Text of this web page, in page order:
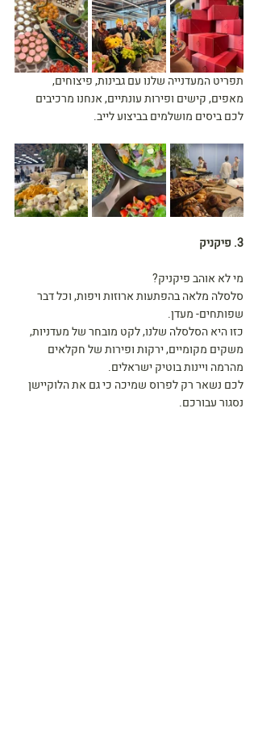
תפריט המעדנייה שלנו עם גבינות, פיצוחים,
מאפים, קישים ופירות עונתיים, אנחנו מרכיבים
לכם ביסים מושלמים בביצוע לייב.
3. פיקניק
מי לא אוהב פיקניק?
סלסלה מלאה בהפתעות ארוזות ויפות, וכל דבר
שפותחים- מעדן.
כזו היא הסלסלה שלנו, לקט מובחר של מעדניות,
משקים מקומיים, ירקות ופירות של חקלאים
מהרמה ויינות בוטיק ישראלים.
לכם נשאר רק לפרוס שמיכה כי גם את הלוקיישן
נסגור עבורכם.